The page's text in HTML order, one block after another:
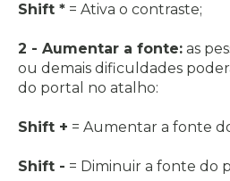
Shift * = Ativa o contraste;
2 - Aumentar a fonte: as
ou demais dificuldades
do portal no atalho:
Shift + = Aumentar a fonte
Shift - = Diminuir a fonte do